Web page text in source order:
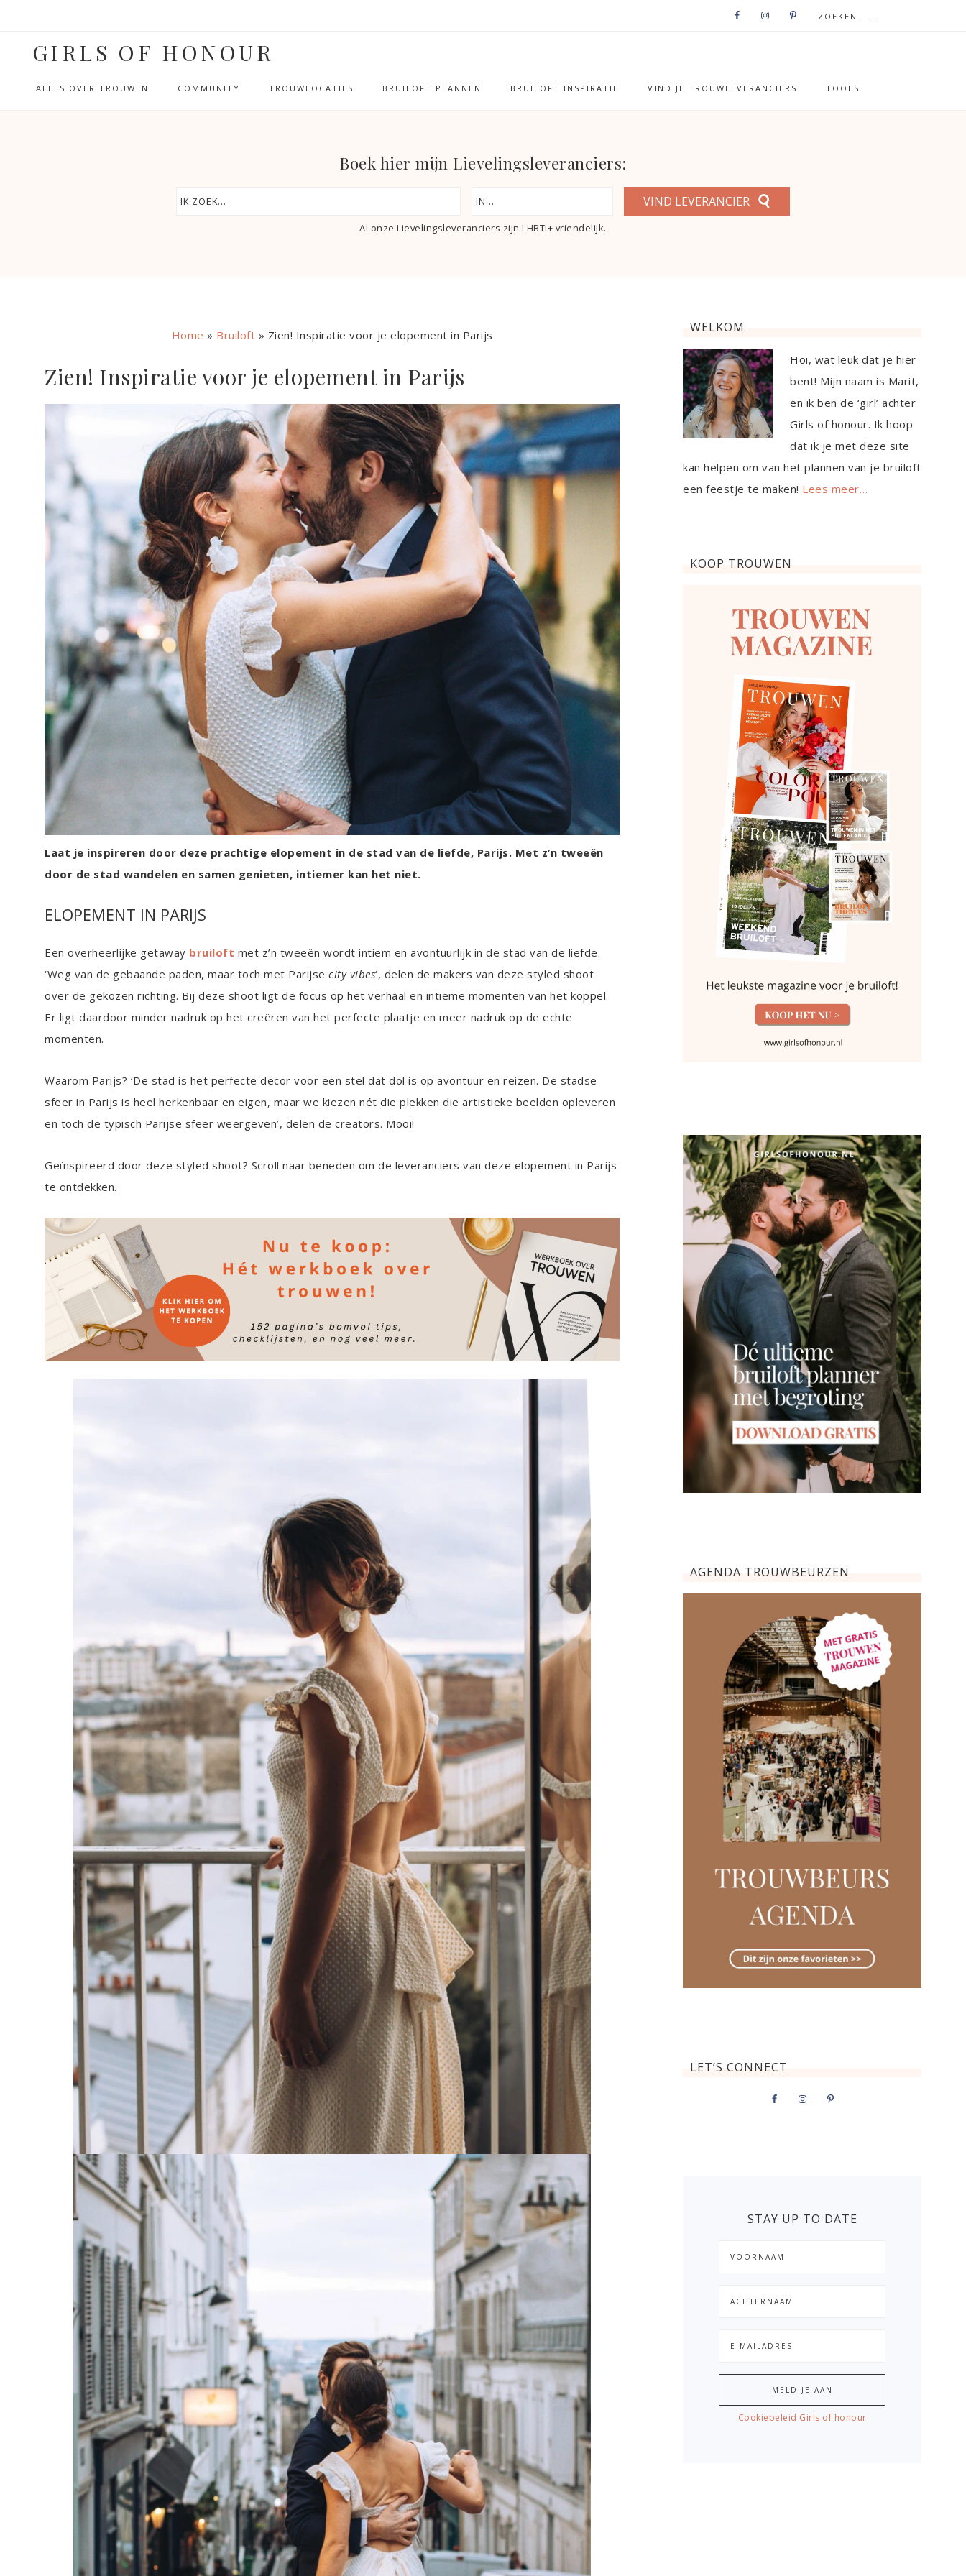
GIRLS OF HONOUR
ALLES OVER TROUWEN COMMUNITY TROUWLOCATIES BRUILOFT PLANNEN BRUILOFT INSPIRATIE VIND JE TROUWLEVERANCIERS TOOLS
Boek hier mijn Lievelingsleveranciers:
VIND LEVERANCIER
Al onze Lievelingsleveranciers zijn LHBTI+ vriendelijk.
Home » Bruiloft » Zien! Inspiratie voor je elopement in Parijs
Zien! Inspiratie voor je elopement in Parijs
Laat je inspireren door deze prachtige elopement in de stad van de liefde, Parijs. Met z’n tweeën
door de stad wandelen en samen genieten, intiemer kan het niet.
ELOPEMENT IN PARIJS
Een overheerlijke getaway bruiloft met z’n tweeën wordt intiem en avontuurlijk in de stad van de liefde.
‘Weg van de gebaande paden, maar toch met Parijse city vibes‘, delen de makers van deze styled shoot
over de gekozen richting. Bij deze shoot ligt de focus op het verhaal en intieme momenten van het koppel.
Er ligt daardoor minder nadruk op het creëren van het perfecte plaatje en meer nadruk op de echte
momenten.
Waarom Parijs? ‘De stad is het perfecte decor voor een stel dat dol is op avontuur en reizen. De stadse
sfeer in Parijs is heel herkenbaar en eigen, maar we kiezen nét die plekken die artistieke beelden opleveren
en toch de typisch Parijse sfeer weergeven’, delen de creators. Mooi!
Geïnspireerd door deze styled shoot? Scroll naar beneden om de leveranciers van deze elopement in Parijs
te ontdekken.
WELKOM
Hoi, wat leuk dat je hier
bent! Mijn naam is Marit,
en ik ben de ‘girl’ achter
Girls of honour. Ik hoop
dat ik je met deze site
kan helpen om van het plannen van je bruiloft
een feestje te maken! Lees meer…
KOOP TROUWEN
AGENDA TROUWBEURZEN
LET’S CONNECT
STAY UP TO DATE
Cookiebeleid Girls of honour